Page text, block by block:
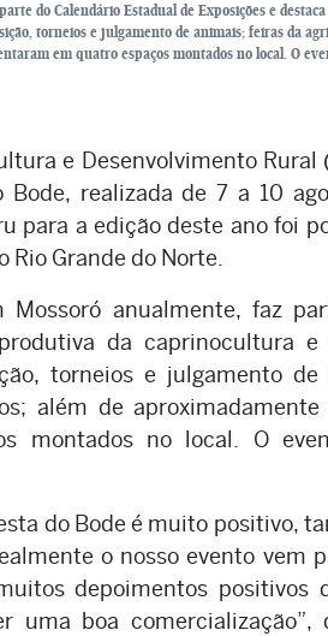
do Calendário Estadual de Exposições e
torneios e julgamento de animais; feiras da
em quatro espaços montados no local. O
e Desenvolvimento
realizada de 7 a 10
para a edição deste ano foi
Rio Grande do Norte.
Mossoró anualmente, faz
da caprinocultura
torneios e julgamento
além de
montados no local. O
do Bode é muito positivo,
o nosso evento vem
depoimentos positivos
uma boa